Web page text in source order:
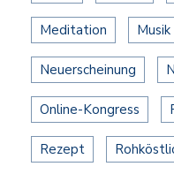
Meditation Musik
Neuerscheinung
Online-Kongress
Rezept